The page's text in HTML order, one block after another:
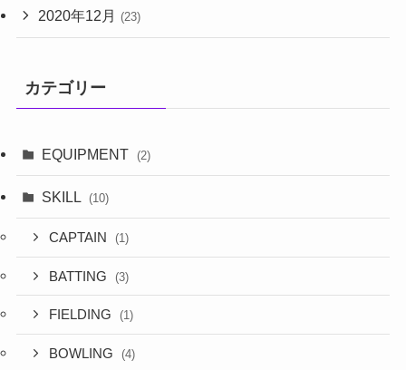
2020年12月 (23)
カテゴリー
EQUIPMENT (2)
SKILL (10)
CAPTAIN (1)
BATTING (3)
FIELDING (1)
BOWLING (4)